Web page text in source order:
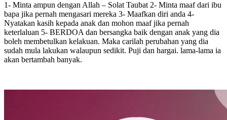
1- Minta ampun dengan Allah – Solat Taubat 2- Minta maaf dari ibu
bapa jika pernah mengasari mereka 3- Maafkan diri anda 4-
Nyatakan kasih kepada anak dan mohon maaf jika pernah
keterlaluan 5- BERDOA dan bersangka baik dengan anak yang dia
boleh membetulkan kelakuan. Maka carilah perubahan yang dia
sudah mula lakukan walaupun sedikit. Puji dan hargai. lama-lama ia
akan bertambah banyak.